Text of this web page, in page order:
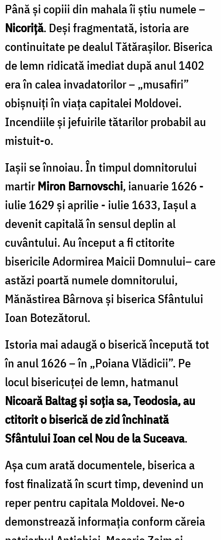
Până şi copiii din mahala îi ştiu numele –
Nicoriţă. Deşi fragmentată, istoria are
continuitate pe dealul Tătărașilor. Biserica
de lemn ridicată imediat după anul 1402
era în calea invadatorilor – „musafiri”
obişnuiţi în viaţa capitalei Moldovei.
Incendiile şi jefuirile tătarilor probabil au
mistuit-o.
Iaşii se înnoiau. În timpul domnitorului
martirMiron Barnovschi, ianuarie 1626 -
iulie 1629 şi aprilie - iulie 1633, Iaşul a
devenit capitală în sensul deplin al
cuvântului. Au început a fi ctitorite
bisericile Adormirea Maicii Domnului– care
astăzi poartă numele domnitorului,
Mănăstirea Bârnova şi biserica Sfântului
Ioan Botezătorul.
Istoria mai adaugă o biserică începută tot
în anul 1626 – în „Poiana Vlădicii”. Pe
locul bisericuţei de lemn, hatmanul
Nicoară Baltag și soția sa, Teodosia, au
ctitorit o biserică de zid închinată
Sfântului Ioan cel Nou de la Suceava.
Aşa cum arată documentele, biserica a
fost finalizată în scurt timp, devenind un
reper pentru capitala Moldovei. Ne-o
demonstrează informaţia conform căreia